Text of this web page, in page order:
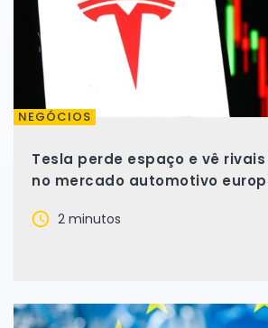
NEGÓCIOS
Tesla perde espaço e vê
no mercado automotivo
2 minutos